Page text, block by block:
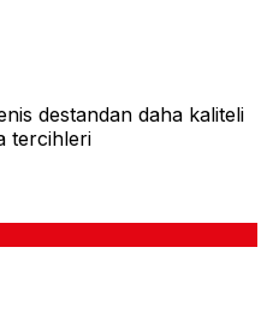
destandan daha kaliteli
tercihleri